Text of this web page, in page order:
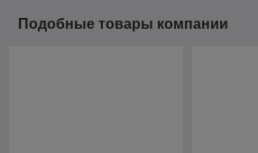
Подобные товары компании